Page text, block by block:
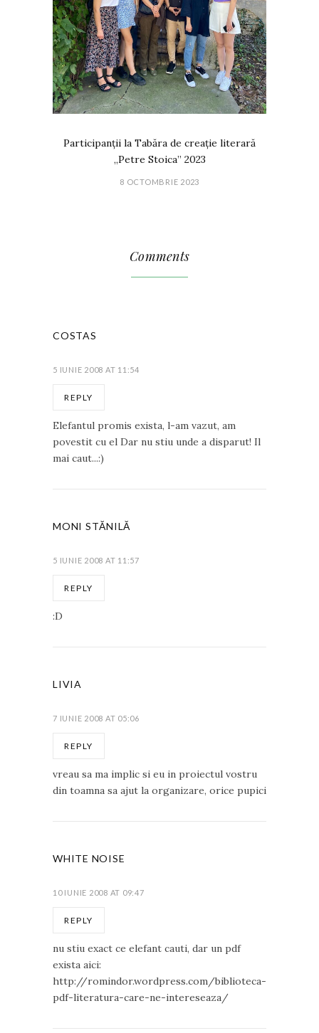
Participanții la Tabăra de creație literară
„Petre Stoica” 2023
8 OCTOMBRIE 2023
Comments
COSTAS
5 IUNIE 2008 AT 11:54
REPLY
Elefantul promis exista, l-am vazut, am
povestit cu el Dar nu stiu unde a disparut! Il
mai caut...:)
MONI STĂNILĂ
5 IUNIE 2008 AT 11:57
REPLY
:D
LIVIA
7 IUNIE 2008 AT 05:06
REPLY
vreau sa ma implic si eu in proiectul vostru
din toamna sa ajut la organizare, orice pupici
WHITE NOISE
10 IUNIE 2008 AT 09:47
REPLY
nu stiu exact ce elefant cauti, dar un pdf
exista aici:
http://romindor.wordpress.com/biblioteca-
pdf-literatura-care-ne-intereseaza/